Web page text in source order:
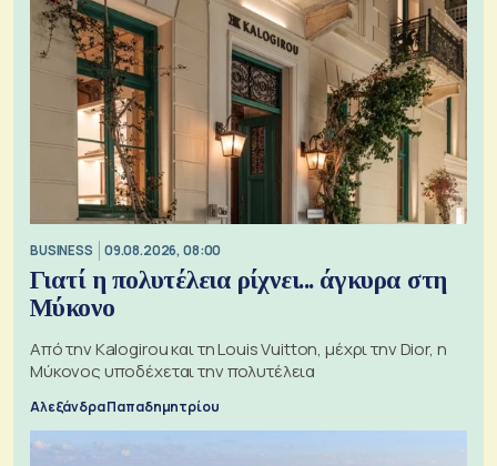
BUSINESS 09.08.2026, 08:00
Γιατί η πολυτέλεια ρίχνει... άγκυρα στη
Μύκονο
Από την Kalogirou και τη Louis Vuitton, μέχρι την Dior, η
Μύκονος υποδέχεται την πολυτέλεια
Αλεξάνδρα Παπαδημητρίου